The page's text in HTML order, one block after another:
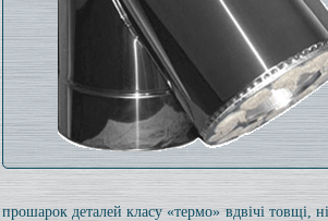
прошарок деталей класу «термо» вдвічі товщі,